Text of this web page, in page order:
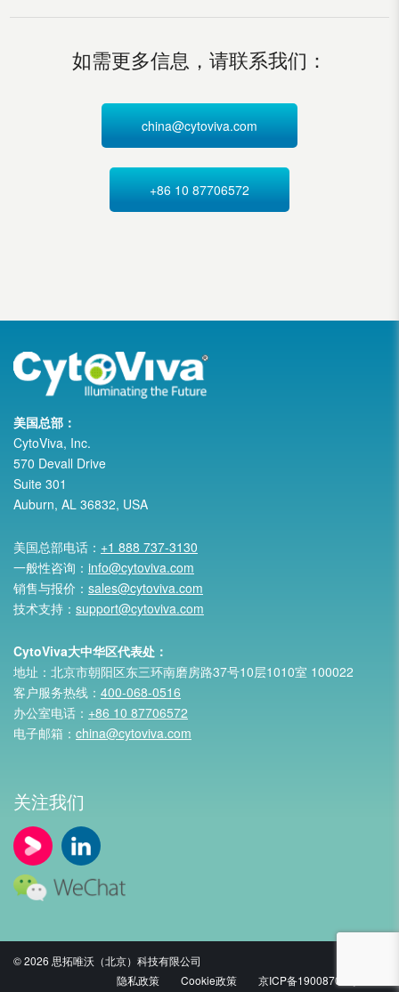
如需更多信息，请联系我们：
china@cytoviva.com
+86 10 87706572
美国总部：
CytoViva, Inc.
570 Devall Drive
Suite 301
Auburn, AL 36832, USA
美国总部电话： +1 888 737-3130
一般性咨询： info@cytoviva.com
销售与报价： sales@cytoviva.com
技术支持： support@cytoviva.com
CytoViva大中华区代表处：
地址：北京市朝阳区东三环南磨房路37号10层1010室 100022
客户服务热线： 400-068-0516
办公室电话： +86 10 87706572
电子邮箱： china@cytoviva.com
关注我们
© 2026 思拓唯沃（北京）科技有限公司
隐私政策
Cookie政策 京ICP备19008700号-1